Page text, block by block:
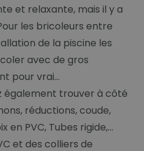
et relaxante, mais il y a
les bricoleurs entre
de la piscine les
avec de gros
pour vrai…
également trouver à côté
réductions, coude,
en PVC, Tubes rigide,...
et des colliers de